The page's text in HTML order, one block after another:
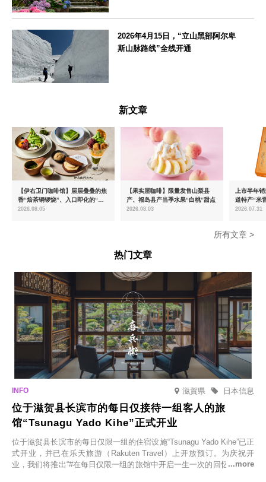
2026年4月15日，“立山黑部阿尔卑
斯山脉路线”全线开通
新文章
【伊右卫门咖啡馆】层层叠叠的焦
香“焙茶铜锣烧”、入口即化的“宇
治抹茶提拉米苏”全新登场
2026.08.05
【果实屋咖啡】限量发售山梨县
产、福岛县产当季水果“白桃”甜点
2026.08.03
上市半年
道特产“米
出首款夏
2026.07.31
所有文章 >
热门文章
滋賀県 日本信息
位于滋贺县长滨市的每日仅接待一组客人的旅
馆“Tsunagu Yado Kihe”正式开业
位于滋贺县长滨市的每日仅限一组的住宿设施“Tsunagu Yado Kihe”已正
式开业，并已在乐天旅游（Rakuten Travel）上开放预订。为庆祝开
业，我们将推出“#在每日仅限一组的旅馆中开启一生一次的回忆之旅”活